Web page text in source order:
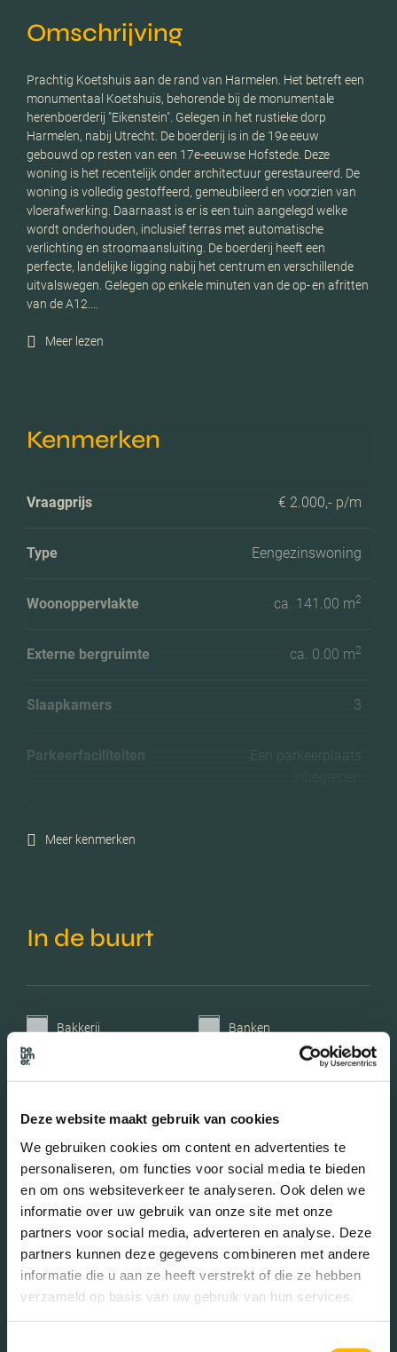
Deze website maakt gebruik van cookies
We gebruiken cookies om content en advertenties te
personaliseren, om functies voor social media te bieden
en om ons websiteverkeer te analyseren. Ook delen we
informatie over uw gebruik van onze site met onze
partners voor social media, adverteren en analyse. Deze
partners kunnen deze gegevens combineren met andere
informatie die u aan ze heeft verstrekt of die ze hebben
verzameld op basis van uw gebruik van hun services.
Omschrijving
Prachtig Koetshuis aan de rand van Harmelen. Het betreft een
monumentaal Koetshuis, behorende bij de monumentale
herenboerderij "Eikenstein". Gelegen in het rustieke dorp
Harmelen, nabij Utrecht. De boerderij is in de 19e eeuw
gebouwd op resten van een 17e-eeuwse Hofstede. Deze
woning is het recentelijk onder architectuur gerestaureerd. De
woning is volledig gestoffeerd, gemeubileerd en voorzien van
vloerafwerking. Daarnaast is er is een tuin aangelegd welke
wordt onderhouden, inclusief terras met automatische
verlichting en stroomaansluiting. De boerderij heeft een
perfecte, landelijke ligging nabij het centrum en verschillende
uitvalswegen. Gelegen op enkele minuten van de op- en afritten
van de A12.…
Meer lezen
Kenmerken
Vraagprijs € 2.000,- p/m
Type Eengezinswoning
Woonoppervlakte ca. 141.00 m2
Externe bergruimte ca. 0.00 m2
Slaapkamers 3
Parkeerfaciliteiten
Een parkeerplaats
Meer kenmerken
In de buurt
Bakkerij Banken
Parken Parkeerplaats
Scholen
Sportschool Winkels
Tankstations Taxistandplaats
Treinstation Universiteit